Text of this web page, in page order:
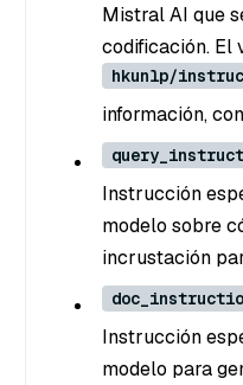
Mistral AI que
codificación. El
hkunlp/
información,
Instrucción
modelo sobre
incrustación
Instrucción
modelo para